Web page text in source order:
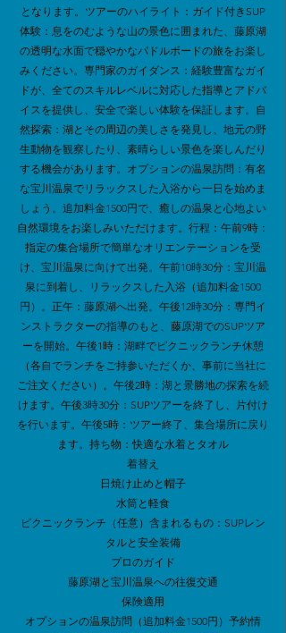
となります。ツアーのハイライト：ガイド付きSUP
体験：息をのむような山の景色に囲まれた、藤原湖
の透明な水面で穏やかなパドルボードの旅をお楽し
みください。専門家のガイダンス：経験豊富なガイ
ドが、全てのスキルレベルに対応した指導とアドバ
イスを提供し、安全で楽しい体験を保証します。自
然探索：湖とその周辺の美しさを発見し、地元の野
生動物を観察したり、素晴らしい景色を楽しんだり
する機会があります。オプションの温泉訪問：有名
な宝川温泉でリラックスした入浴から一日を始めま
しょう。追加料金1500円で、癒しの温泉と心地よい
自然環境をお楽しみいただけます。行程：午前9時：
指定の集合場所で簡単なオリエンテーションを受
け、宝川温泉に向けて出発。午前10時30分：宝川温
泉に到着し、リラックスした入浴（追加料金1500
円）。正午：藤原湖へ出発。午後12時30分：専門イ
ンストラクターの指導のもと、藤原湖でのSUPツア
ーを開始。午後1時：湖畔でピクニックランチ休憩
（各自でランチをご持参いただくか、事前に当社に
ご注文ください）。午後2時：湖と景勝地の探索を続
けます。午後3時30分：SUPツアーを終了し、片付け
を行います。午後5時：ツアー終了、集合場所に戻り
ます。持ち物：快適な水着とタオル
着替え
日焼け止めと帽子
水筒と軽食
ピクニックランチ（任意）含まれるもの：SUPレン
タルと安全装備
プロのガイド
藤原湖と宝川温泉への往復交通
保険適用
オプションの温泉訪問（追加料金1500円）予約情